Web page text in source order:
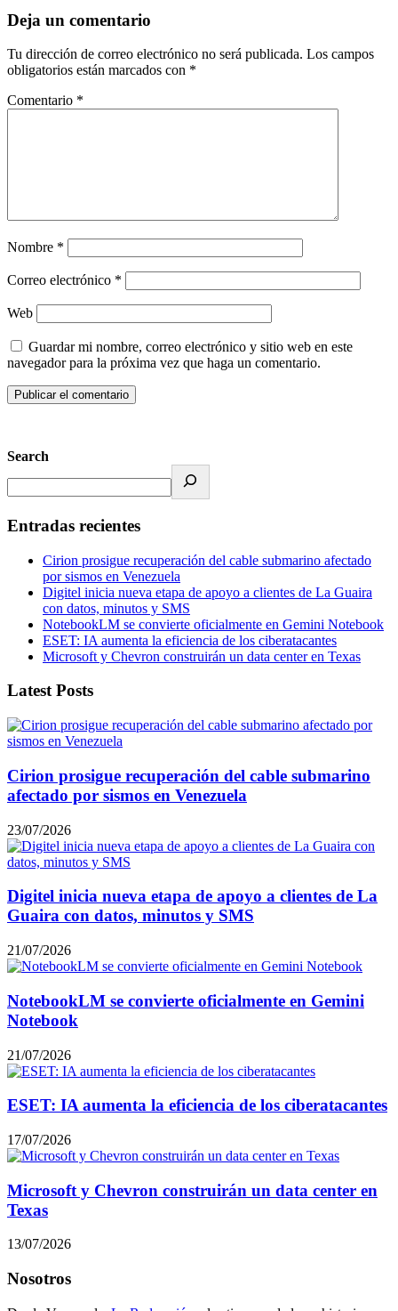
Deja un comentario
Tu dirección de correo electrónico no será publicada. Los campos
obligatorios están marcados con *
Comentario *
Nombre *
Correo electrónico *
Web
Guardar mi nombre, correo electrónico y sitio web en este
navegador para la próxima vez que haga un comentario.
Search
Entradas recientes
Cirion prosigue recuperación del cable submarino afectado
por sismos en Venezuela
Digitel inicia nueva etapa de apoyo a clientes de La Guaira
con datos, minutos y SMS
NotebookLM se convierte oficialmente en Gemini Notebook
ESET: IA aumenta la eficiencia de los ciberatacantes
Microsoft y Chevron construirán un data center en Texas
Latest Posts
Cirion prosigue recuperación del cable submarino
afectado por sismos en Venezuela
23/07/2026
Digitel inicia nueva etapa de apoyo a clientes de La
Guaira con datos, minutos y SMS
21/07/2026
NotebookLM se convierte oficialmente en Gemini
Notebook
21/07/2026
ESET: IA aumenta la eficiencia de los ciberatacantes
17/07/2026
Microsoft y Chevron construirán un data center en
Texas
13/07/2026
Nosotros